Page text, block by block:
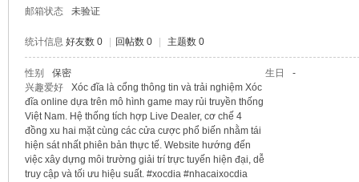
邮箱状态
未验证
统计信息 好友数 0 回帖数 0 主题数 0
性别 保密 生日
-
兴趣爱好
Xóc đĩa là cổng thông tin và trải nghiệm Xóc
đĩa online dựa trên mô hình game may rủi truyền thống
Việt Nam. Hệ thống tích hợp Live Dealer, cơ chế 4
đồng xu hai mặt cùng các cửa cược phổ biến nhằm tái
hiện sát nhất phiên bản thực tế. Website hướng đến
việc xây dựng môi trường giải trí trực tuyến hiện đại, dễ
truy cập và tối ưu hiệu suất. #xocdia #nhacaixocdia